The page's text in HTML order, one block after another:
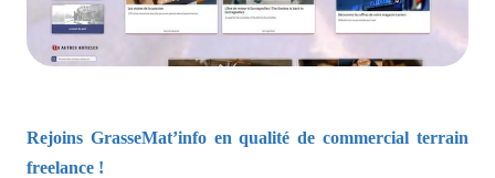
Rejoins GrasseMat’info en qualité de commercial terrain
freelance !